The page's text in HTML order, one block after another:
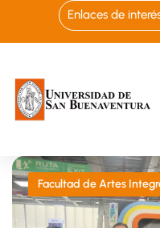
Enlaces de
Facultad de Artes